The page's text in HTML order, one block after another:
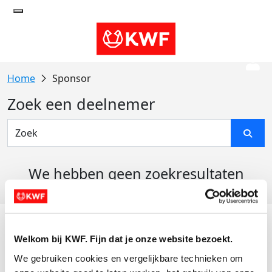
Welkom bij KWF. Fijn dat je onze website bezoekt.
We gebruiken cookies en vergelijkbare technieken om
Sponsor
Zoek een deelnemer
We hebben geen zoekresultaten
Actiematerialen
Evenementen